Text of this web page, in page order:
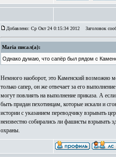
Добавлено: Ср Окт 24 0:15:34 2012 Заголовок
Maria писал(а):
Однако думаю, что сапёр был рядом с
Немного наоборот, это Каменский возможно
только сапер, он же отвечает за его
могут повлиять на выполнение приказа. А
быть придан пехотинцам, которые искали и
истории с указанием переводчику взрывать
неизвестно собирались ли фашисты взрывать
охраны.